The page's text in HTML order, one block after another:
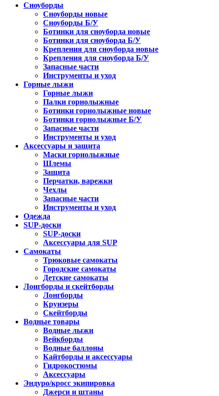
Сноуборды
Сноуборды новые
Сноуборды Б/У
Ботинки для сноуборда новые
Ботинки для сноуборда Б/У
Крепления для сноуборда новые
Крепления для сноуборда Б/У
Запасные части
Инструменты и уход
Горные лыжи
Горные лыжи
Палки горнолыжные
Ботинки горнолыжные новые
Ботинки горнолыжные Б/У
Запасные части
Инструменты и уход
Аксессуары и защита
Маски горнолыжные
Шлемы
Защита
Перчатки, варежки
Чехлы
Запасные части
Инструменты и уход
Одежда
SUP-доски
SUP-доски
Аксессуары для SUP
Самокаты
Трюковые самокаты
Городские самокаты
Детские самокаты
Лонгборды и скейтборды
Лонгборды
Круизеры
Скейтборды
Водные товары
Водные лыжи
Вейкборды
Водные баллоны
Кайтборды и аксессуары
Гидрокостюмы
Аксессуары
Эндуро/кросс экипировка
Джерси и штаны